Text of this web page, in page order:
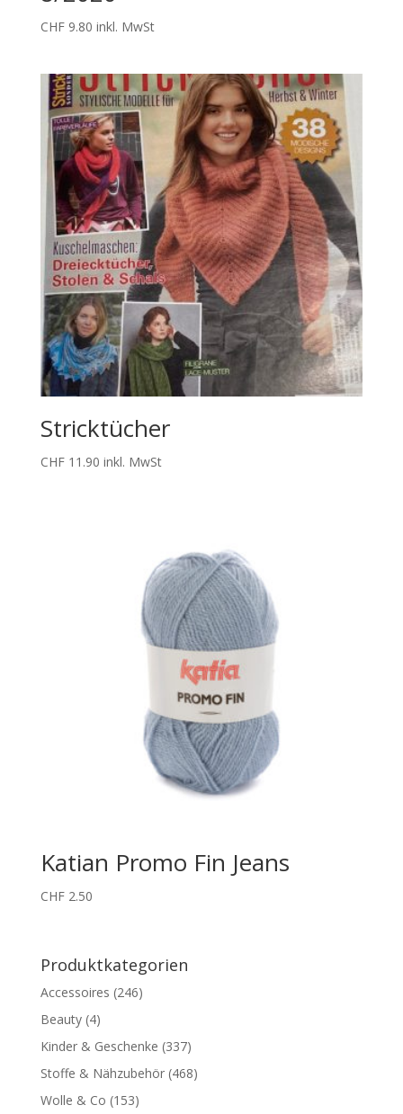
CHF9.80 inkl. MwSt
Stricktücher
CHF11.90 inkl. MwSt
Katian Promo Fin Jeans
CHF2.50
Produktkategorien
Accessoires (246)
Beauty (4)
Kinder & Geschenke (337)
Stoffe & Nähzubehör (468)
Wolle & Co (153)